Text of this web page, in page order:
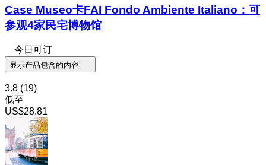
Case Museo卡FAI Fondo Ambiente Italiano：可
参观4家民宅博物馆
今日可订
显示产品包含的内容
3.8 (19)
低至
US$28.81